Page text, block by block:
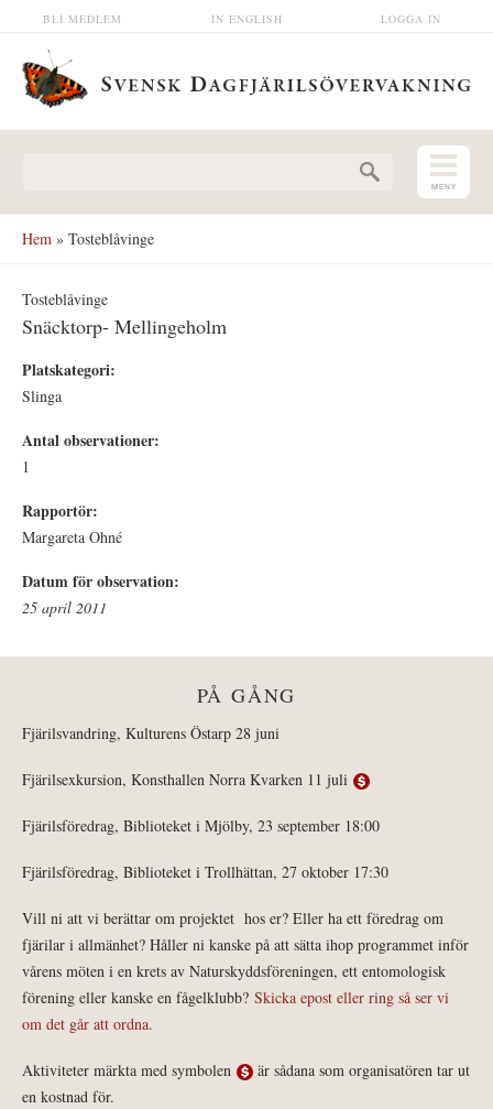
Hoppa till huvudinnehåll LOGGA IN
IN ENGLISH
BLI MEDLEM
Hem » Tosteblåvinge
Tosteblåvinge
Snäcktorp- Mellingeholm
Platskategori:
Slinga
Antal observationer:
1
Rapportör:
Margareta Ohné
Datum för observation:
25 april 2011
PÅ GÅNG
Fjärilsvandring, Kulturens Östarp 28 juni
Fjärilsexkursion, Konsthallen Norra Kvarken 11 juli
Fjärilsföredrag, Biblioteket i Mjölby, 23 september 18:00
Fjärilsföredrag, Biblioteket i Trollhättan, 27 oktober 17:30
Vill ni att vi berättar om projektet hos er? Eller ha ett föredrag om
fjärilar i allmänhet? Håller ni kanske på att sätta ihop programmet inför
vårens möten i en krets av Naturskyddsföreningen, ett entomologisk
förening eller kanske en fågelklubb? Skicka epost eller ring så ser vi
om det går att ordna.
Aktiviteter märkta med symbolen
är sådana som organisatören tar ut
en kostnad för.